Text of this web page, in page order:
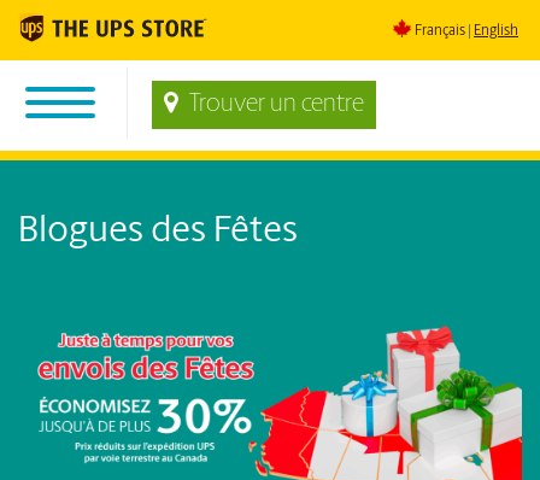
Français English
Trouver un centre
Blogues des Fêtes